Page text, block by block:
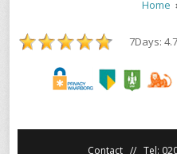
Home
7Days:
Contact // Tel: